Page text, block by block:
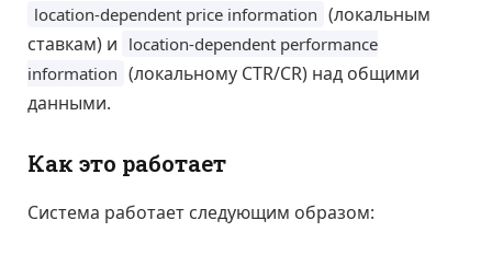
location-dependent price information (локальным
ставкам) и location-dependent performance
information (локальному CTR/CR) над общими
данными.
Как это работает
Система работает следующим образом: